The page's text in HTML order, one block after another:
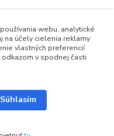
štýl pre rekreačných
webu, analytické
na účely cielenia reklamy
vlastných preferencií
v spodnej časti
Súhlasím